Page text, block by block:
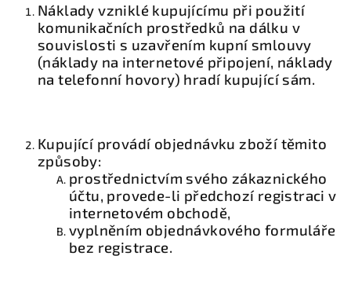
Náklady vzniklé kupujícímu při použití
komunikačních prostředků na dálku v
souvislosti s uzavřením kupní smlouvy
(náklady na internetové připojení, náklady
na telefonní hovory) hradí kupující sám.
Kupující provádí objednávku zboží těmito
způsoby:
prostřednictvím svého zákaznického
účtu, provede-li předchozí registraci v
internetovém obchodě,
vyplněním objednávkového formuláře
bez registrace.